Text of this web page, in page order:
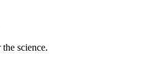
the science.